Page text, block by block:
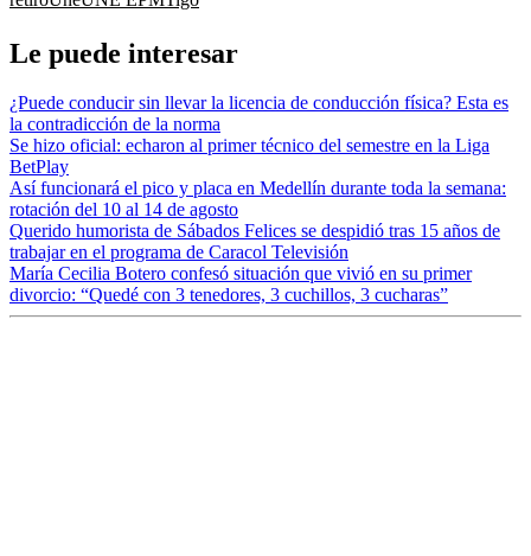
Le puede interesar
¿Puede conducir sin llevar la licencia de conducción física? Esta es
la contradicción de la norma
Se hizo oficial: echaron al primer técnico del semestre en la Liga
BetPlay
Así funcionará el pico y placa en Medellín durante toda la semana:
rotación del 10 al 14 de agosto
Querido humorista de Sábados Felices se despidió tras 15 años de
trabajar en el programa de Caracol Televisión
María Cecilia Botero confesó situación que vivió en su primer
divorcio: “Quedé con 3 tenedores, 3 cuchillos, 3 cucharas”